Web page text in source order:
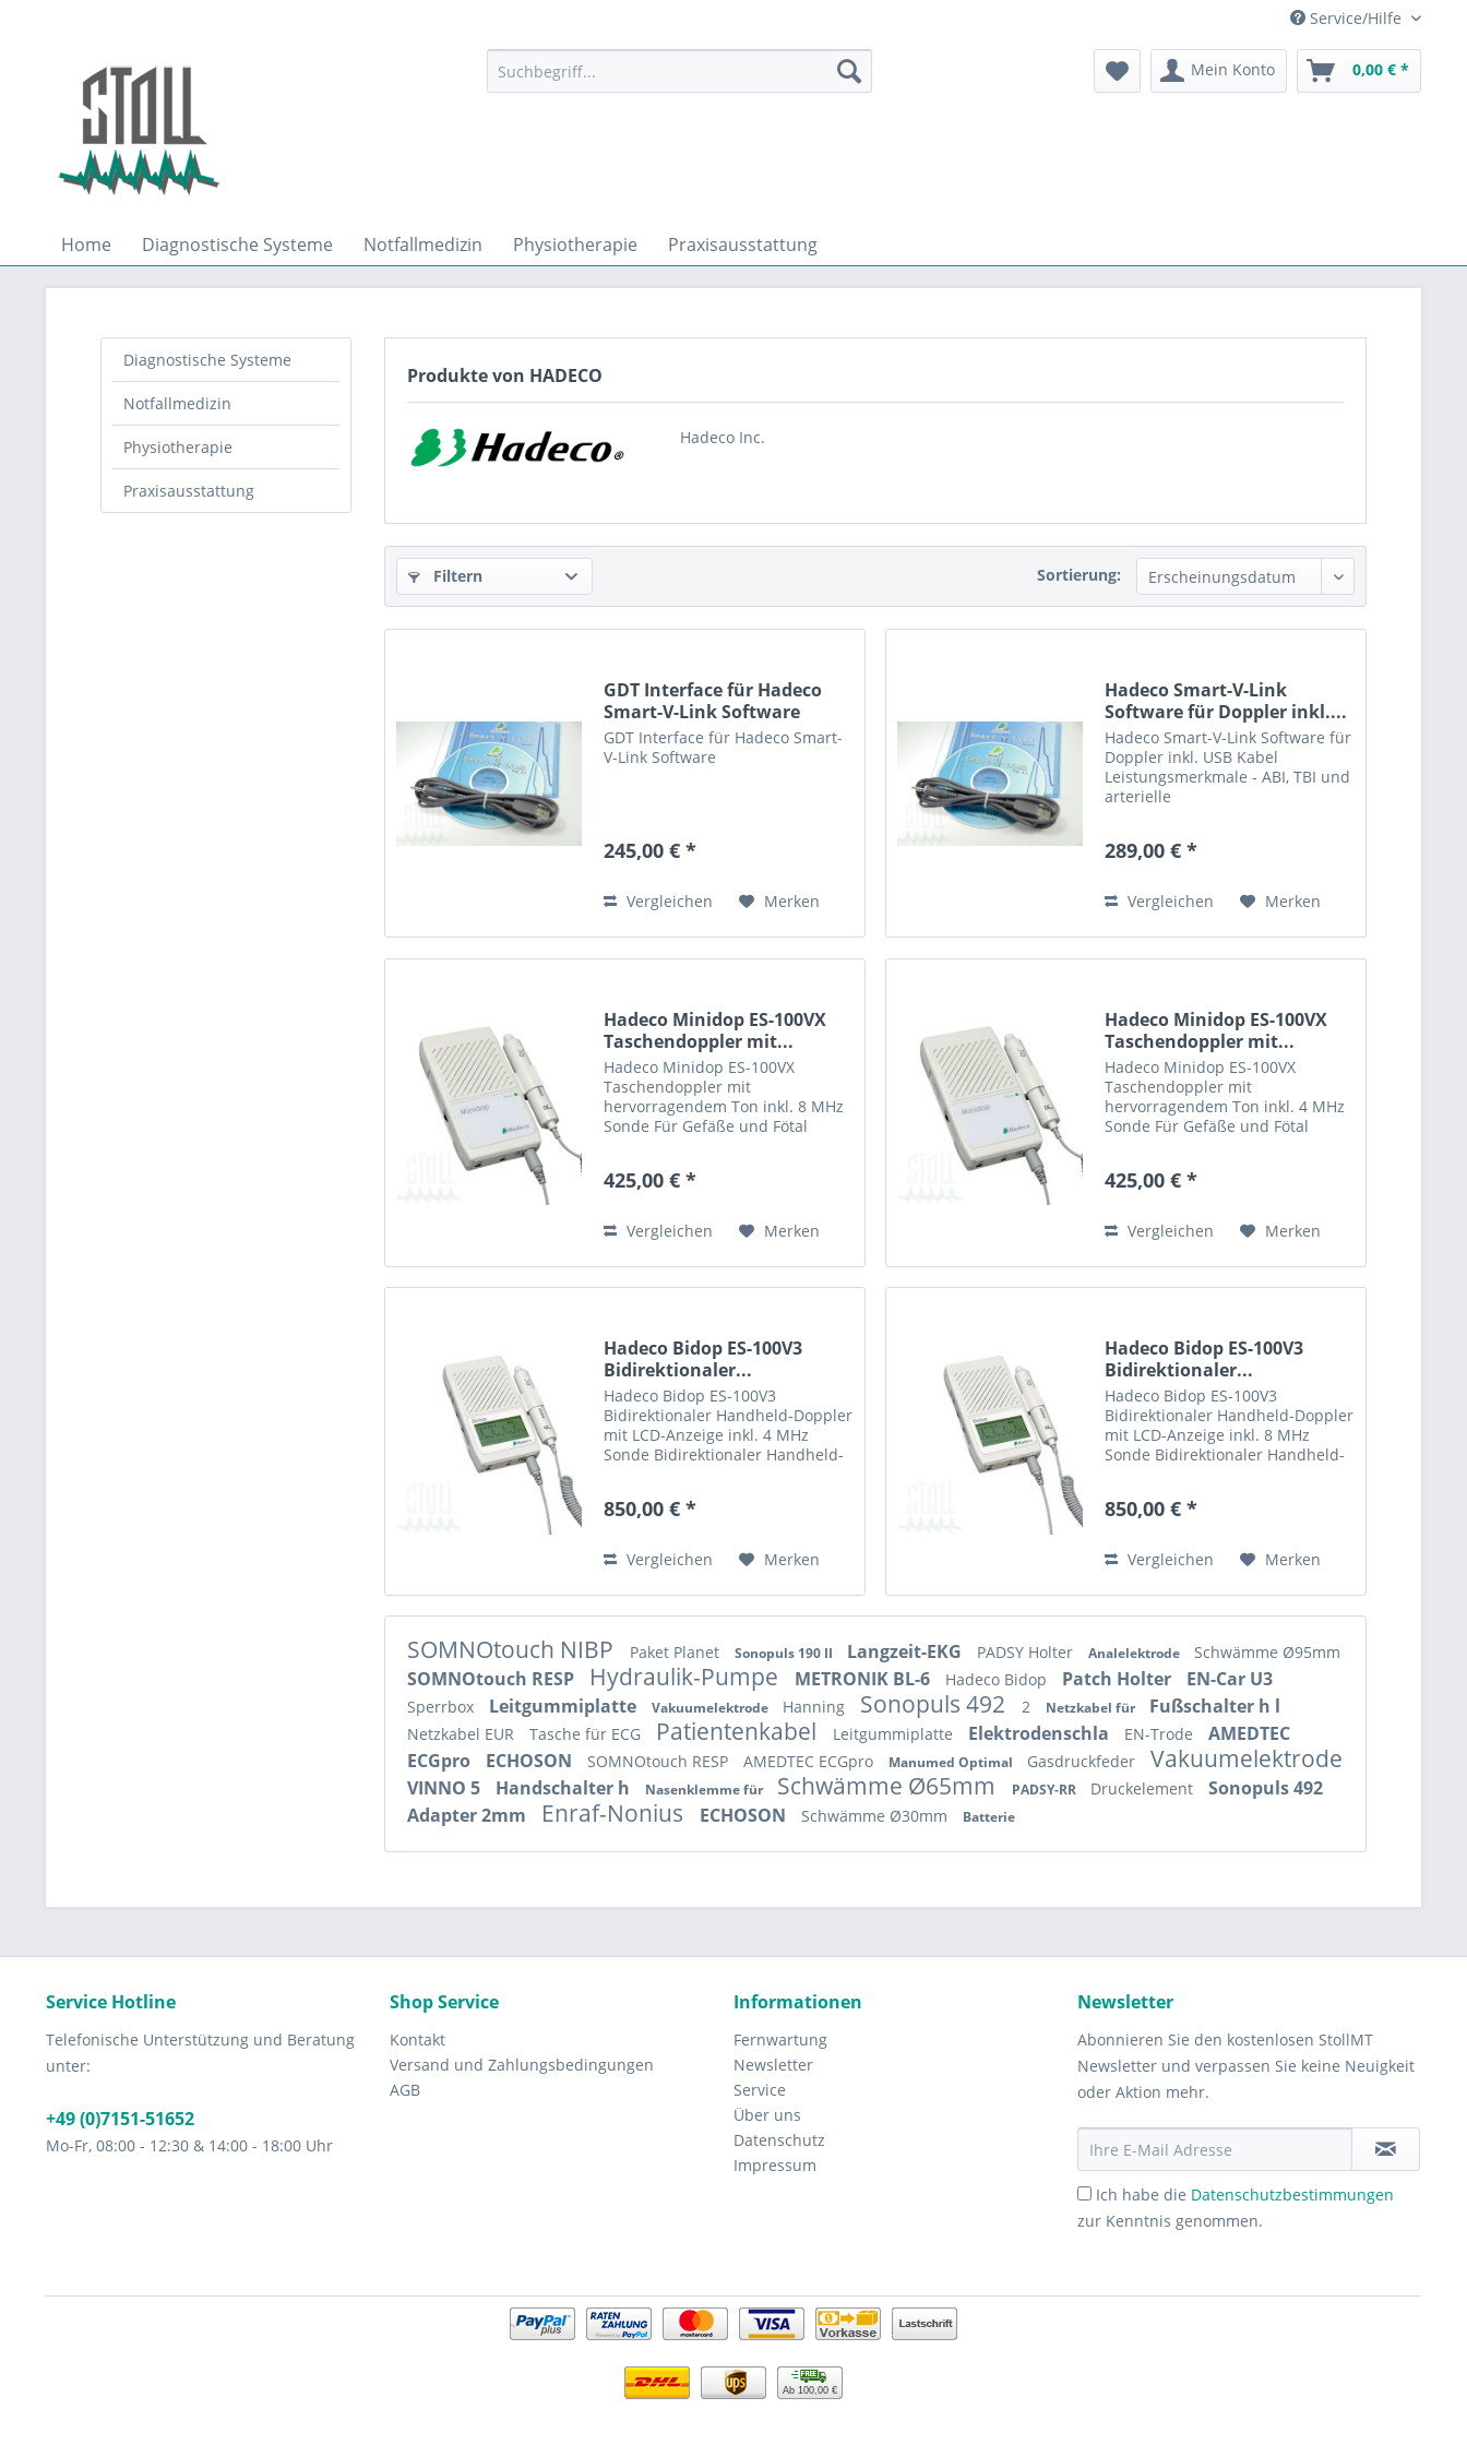
Service/Hilfe
Mein Konto 0,00 € *
Home Diagnostische Systeme Notfallmedizin Physiotherapie Praxisausstattung
Diagnostische Systeme
Notfallmedizin
Physiotherapie
Praxisausstattung
Produkte von HADECO
Hadeco Inc.
Filtern Sortierung:
GDT Interface für Hadeco
Smart-V-Link Software
GDT Interface für Hadeco Smart-
V-Link Software
245,00 € *
Vergleichen Merken
Hadeco Smart-V-Link
Software für Doppler inkl....
Hadeco Smart-V-Link Software für
Doppler inkl. USB Kabel
Leistungsmerkmale - ABI, TBI und
arterielle
computerverstärkte Wellenform -
Wellenformanzeige -
Datenspeicherung für...
289,00 € *
Vergleichen Merken
Hadeco Minidop ES-100VX
Taschendoppler mit...
Hadeco Minidop ES-100VX
Taschendoppler mit
hervorragendem Ton inkl. 8 MHz
Sonde Für Gefäße und Fötal
Sondenauswahl 2, 4, 5, 8 und 10
Schaltet ES-100VX EIN und...
425,00 € *
Vergleichen Merken
Hadeco Minidop ES-100VX
Taschendoppler mit...
Hadeco Minidop ES-100VX
Taschendoppler mit
hervorragendem Ton inkl. 4 MHz
Sonde Für Gefäße und Fötal
Sondenauswahl 2, 4, 5, 8 und 10
Schaltet ES-100VX EIN und...
425,00 € *
Vergleichen Merken
Hadeco Bidop ES-100V3
Bidirektionaler...
Hadeco Bidop ES-100V3
Bidirektionaler Handheld-Doppler
mit LCD-Anzeige inkl. 4 MHz
Sonde Bidirektionaler Handheld-
numerischen Daten und
entwickelter...
850,00 € *
Vergleichen Merken
Hadeco Bidop ES-100V3
Bidirektionaler...
Hadeco Bidop ES-100V3
Bidirektionaler Handheld-Doppler
mit LCD-Anzeige inkl. 8 MHz
Sonde Bidirektionaler Handheld-
numerischen Daten und
entwickelter...
850,00 € *
Vergleichen Merken
SOMNOtouch NIBP Paket Planet Sonopuls 190 II Langzeit-EKG PADSY Holter Analelektrode Schwämme Ø95mm
SOMNOtouch RESP Hydraulik-Pumpe METRONIK BL-6 Hadeco Bidop Patch Holter EN-Car U3
Sperrbox Leitgummiplatte Vakuumelektrode Hanning Sonopuls 492 2 Netzkabel für Fußschalter h l
Netzkabel EUR Tasche für ECG Patientenkabel Leitgummiplatte Elektrodenschla EN-Trode
AMEDTEC
ECGpro
ECHOSON SOMNOtouch RESP AMEDTEC ECGpro Manumed Optimal Gasdruckfeder Vakuumelektrode
VINNO 5 Handschalter h Nasenklemme für Schwämme Ø65mm PADSY-RR Druckelement
Sonopuls 492
Adapter 2mm
Enraf-Nonius ECHOSON Schwämme Ø30mm Batterie
Service Hotline
Telefonische Unterstützung und Beratung
unter:
+49 (0)7151-51652
Mo-Fr, 08:00 - 12:30 & 14:00 - 18:00 Uhr
Shop Service
Kontakt
Versand und Zahlungsbedingungen
AGB
Informationen
Fernwartung
Newsletter
Service
Über uns
Datenschutz
Impressum
Newsletter
Abonnieren Sie den kostenlosen StollMT
Newsletter und verpassen Sie keine Neuigkeit
oder Aktion mehr.
Ich habe die Datenschutzbestimmungen
zur Kenntnis genommen.
Ab 100,00 €